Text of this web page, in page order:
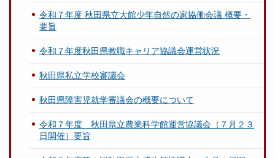
令和７年度 秋田県立大館少年自然の家協働会議 概要・
要旨
令和７年度秋田県教職キャリア協議会運営状況
秋田県私立学校審議会
秋田県障害児就学審議会の概要について
令和７年度 秋田県立農業科学館運営協議会（７月２３
日開催）要旨